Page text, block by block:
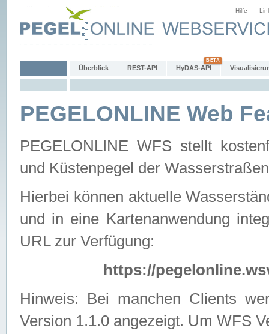
Hilfe
Überblick REST-API HyDAS-API
PEGELONLINE Web
PEGELONLINE WFS stellt
und Küstenpegel der
Hierbei können aktuelle
und in eine Kartenanwendung
URL zur Verfügung:
https://
Hinweis: Bei manchen Clients
Version 1.1.0 angezeigt. Um WFS